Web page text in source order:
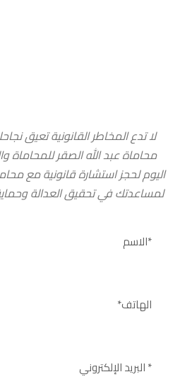
لا تدع المخاطر القانونية تعيق
محاماة عبد الله الصقر للمحاماة
اليوم لحجز استشارة قانونية مع
لمساعدتك في تحقيق العدالة